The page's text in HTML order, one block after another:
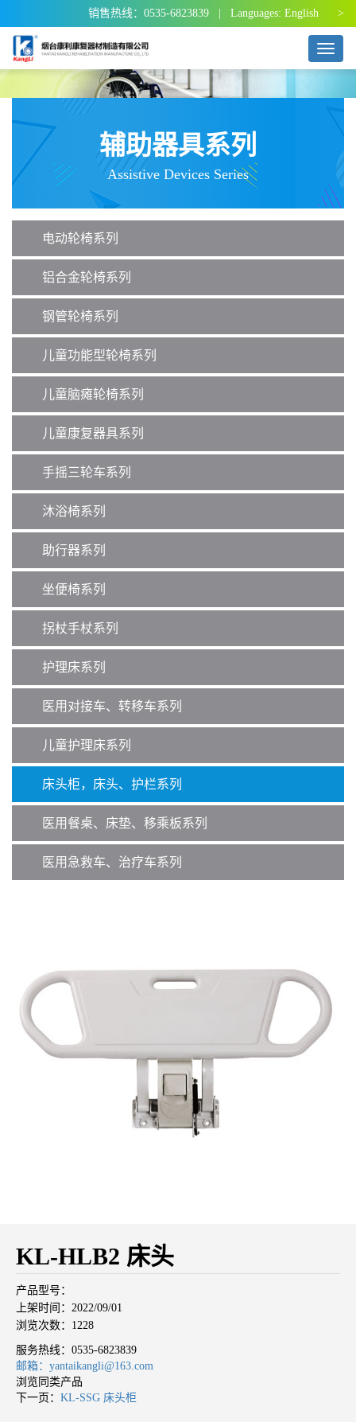
销售热线：0535-6823839 | Languages: English >
T
o
g
i
g
i
辅助器具系列
Assistive Devices Series
电动轮椅系列
铝合金轮椅系列
钢管轮椅系列
儿童功能型轮椅系列
儿童脑瘫轮椅系列
儿童康复器具系列
手摇三轮车系列
沐浴椅系列
助行器系列
坐便椅系列
拐杖手杖系列
护理床系列
医用对接车、转移车系列
儿童护理床系列
床头柜，床头、护栏系列
医用餐桌、床垫、移乘板系列
医用急救车、治疗车系列
KL-HLB2 床头
产品型号：
上架时间：2022/09/01
浏览次数：1228
服务热线： 0535-6823839
邮箱：yantaikangli@163.com
浏览同类产品
下一页： KL-SSG 床头柜